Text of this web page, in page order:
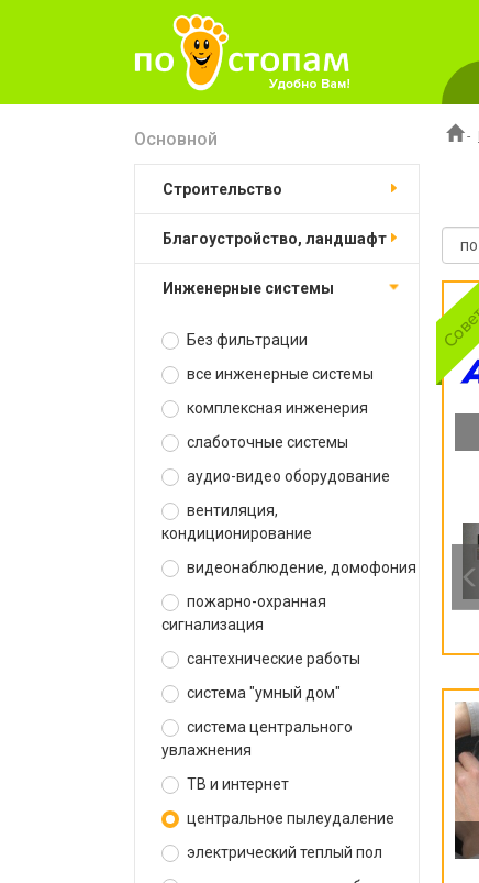
Основной
строительство
благоустройство, ландшафт
инженерные системы
Без фильтрации
все инженерные системы
комплексная инженерия
слаботочные системы
аудио-видео оборудование
вентиляция,
кондиционирование
видеонаблюдение, домофония
пожарно-охранная
сигнализация
сантехнические работы
система "умный дом"
система центрального
увлажнения
ТВ и интернет
центральное пылеудаление
электрический теплый пол
-